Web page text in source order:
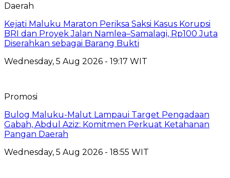
Daerah
Kejati Maluku Maraton Periksa Saksi Kasus Korupsi
BRI dan Proyek Jalan Namlea–Samalagi, Rp100 Juta
Diserahkan sebagai Barang Bukti
Wednesday, 5 Aug 2026 - 19:17 WIT
Promosi
Bulog Maluku-Malut Lampaui Target Pengadaan
Gabah, Abdul Aziz: Komitmen Perkuat Ketahanan
Pangan Daerah
Wednesday, 5 Aug 2026 - 18:55 WIT